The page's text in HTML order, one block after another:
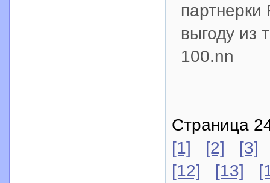
выгоду из
100.nn
Страница
[1]
[2]
[3]
[12]
[13]